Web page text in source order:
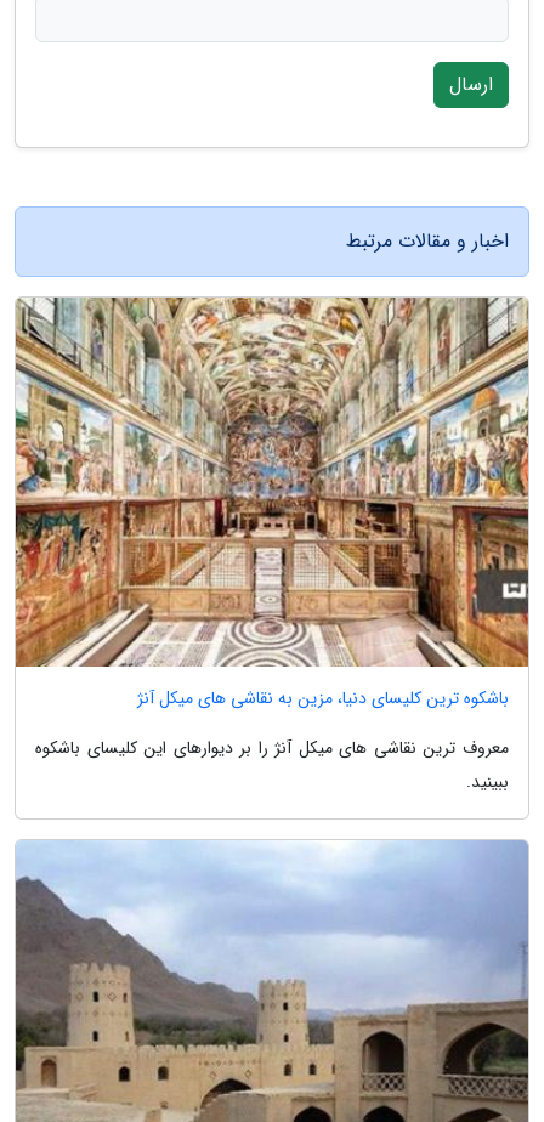
ارسال
اخبار و مقالات مرتبط
باشکوه ترین کلیسای دنیا، مزین به نقاشی های میکل آنژ
معروف ترین نقاشی های میکل آنژ را بر دیوارهای این کلیسای باشکوه
ببینید.